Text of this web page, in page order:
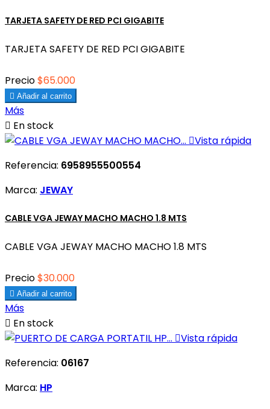
TARJETA SAFETY DE RED PCI GIGABITE
TARJETA SAFETY DE RED PCI GIGABITE
Precio$65.000
 Añadir al carrito
Más
 En stock
Vista rápida
Referencia: 6958955500554
Marca: JEWAY
CABLE VGA JEWAY MACHO MACHO 1.8 MTS
CABLE VGA JEWAY MACHO MACHO 1.8 MTS
Precio$30.000
 Añadir al carrito
Más
 En stock
Vista rápida
Referencia: 06167
Marca: HP